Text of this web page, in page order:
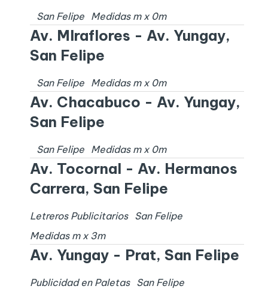
San Felipe Medidas m x 0m
Av. MIraflores - Av. Yungay,
San Felipe
San Felipe Medidas m x 0m
Av. Chacabuco - Av. Yungay,
San Felipe
San Felipe Medidas m x 0m
Av. Tocornal - Av. Hermanos
Carrera, San Felipe
Letreros Publicitarios
San Felipe
Medidas m x 3m
Av. Yungay - Prat, San Felipe
Publicidad en Paletas
San Felipe